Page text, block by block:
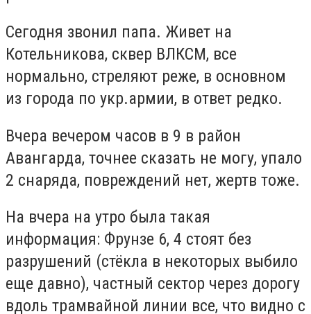
Сегодня звонил папа. Живет на
Котельникова, сквер ВЛКСМ, все
нормально, стреляют реже, в основном
из города по укр.армии, в ответ редко.
Вчера вечером часов в 9 в район
Авангарда, точнее сказать не могу, упало
2 снаряда, повреждений нет, жертв тоже.
На вчера на утро была такая
информация: Фрунзе 6, 4 стоят без
разрушений (стёкла в некоторых выбило
еще давно), частный сектор через дорогу
вдоль трамвайной линии все, что видно с